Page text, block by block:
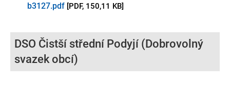
b3127.pdf [PDF, 150,11 KB]
DSO Čistší střední Podyjí (Dobrovolný
svazek obcí)